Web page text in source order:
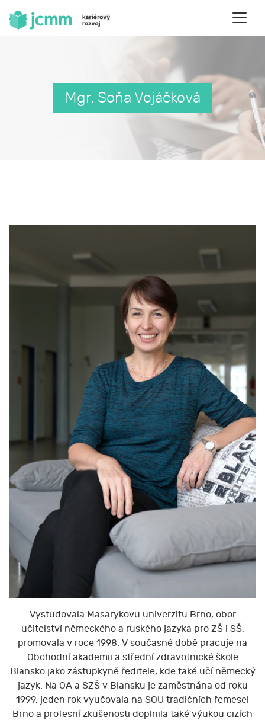
Mgr. Soňa Vojáčková
Vystudovala Masarykovu univerzitu Brno, obor
učitelství německého a ruského jazyka pro ZŠ i SŠ,
promovala v roce 1998. V současné době pracuje na
Obchodní akademii a střední zdravotnické škole
Blansko jako zástupkyně ředitele, kde také učí německý
jazyk. Na OA a SZŠ v Blansku je zaměstnána od roku
1999, jeden rok vyučovala na SOU tradičních řemesel
Brno a profesní zkušenosti doplnila také výukou cizích